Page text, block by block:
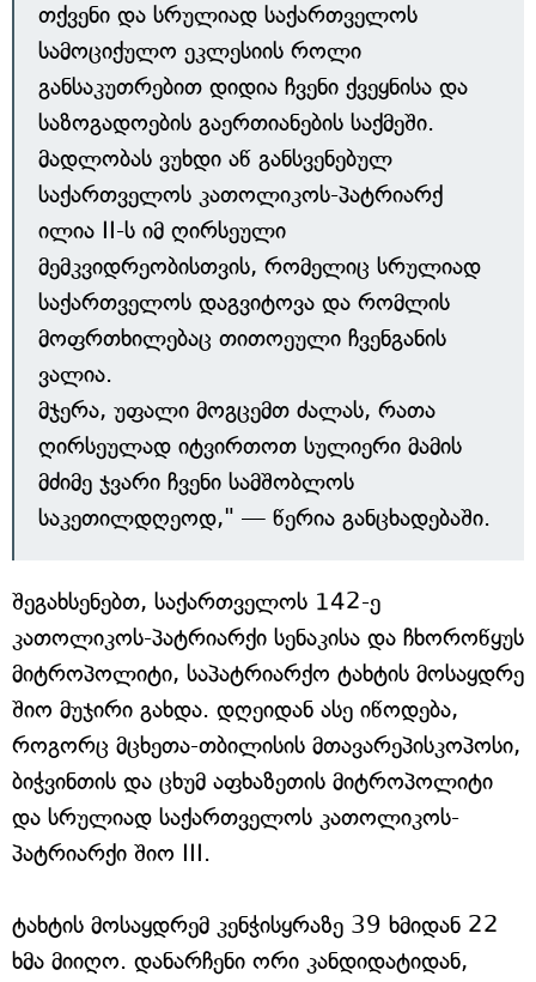
თქვენი და სრულიად საქართველოს
სამოციქულო ეკლესიის როლი
განსაკუთრებით დიდია ჩვენი ქვეყნისა და
საზოგადოების გაერთიანების საქმეში.
მადლობას ვუხდი აწ განსვენებულ
საქართველოს კათოლიკოს-პატრიარქ
ილია II-ს იმ ღირსეული
მემკვიდრეობისთვის, რომელიც სრულიად
საქართველოს დაგვიტოვა და რომლის
მოფრთხილებაც თითოეული ჩვენგანის
ვალია.
მჯერა, უფალი მოგცემთ ძალას, რათა
ღირსეულად იტვირთოთ სულიერი მამის
მძიმე ჯვარი ჩვენი სამშობლოს
საკეთილდღეოდ," — წერია განცხადებაში.
შეგახსენებთ, საქართველოს 142-ე
კათოლიკოს-პატრიარქი სენაკისა და ჩხოროწყუს
მიტროპოლიტი, საპატრიარქო ტახტის მოსაყდრე
შიო მუჯირი გახდა. დღეიდან ასე იწოდება,
როგორც მცხეთა-თბილისის მთავარეპისკოპოსი,
ბიჭვინთის და ცხუმ აფხაზეთის მიტროპოლიტი
და სრულიად საქართველოს კათოლიკოს-
პატრიარქი შიო III.
ტახტის მოსაყდრემ კენჭისყრაზე 39 ხმიდან 22
ხმა მიიღო. დანარჩენი ორი კანდიდატიდან,